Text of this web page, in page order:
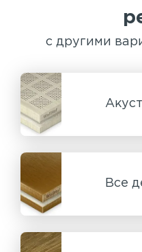
с другими
Все